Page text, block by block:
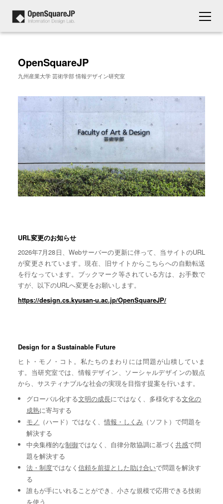
OpenSquareJP
九州産業大学 芸術学部 情報デザイン研究室
URL変更のお知らせ
2026年7月28日、Webサーバーの更新に伴って、当サイトのURL
が変更されています。現在、旧サイトからこちらへの自動転送
を行なっています。ブックマーク等されている方は、お手数で
すが、以下のURLへ変更をお願いします。
https://design.cs.kyusan-u.ac.jp/OpenSquareJP/
Design for a Sustainable Future
ヒト・モノ・コト。私たちのまわりには問題が山積していま
す。当研究室では、情報デザイン、ソーシャルデザインの観点
から、サスティナブルな社会の実現を目指す提案を行います。
グローバル化する文明の成長にではなく、多様化する文化の
成熟に寄与する
モノ （ハード）ではなく、情報・しくみ （ソフト）で問題を
解決する
中央集権的な制御ではなく、自律分散協調に基づく共感で問
題を解決する
法・制度ではなく信頼を前提とした助け合いで問題を解決す
る
誰もが手にいれることができ、小さな規模で応用できる技術
を使う